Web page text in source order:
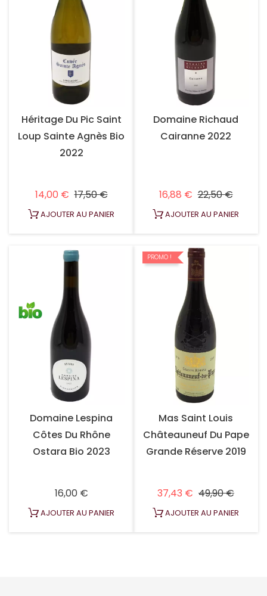
Héritage Du Pic Saint
Loup Sainte Agnès Bio
2022
14,00 € Prix habituel
17,50 €Prix
AJOUTER AU PANIER
Domaine Richaud
Cairanne 2022
16,88 € Prix habituel
22,50 €Prix
AJOUTER AU PANIER
Domaine Lespina
Côtes Du Rhône
Ostara Bio 2023
16,00 €Prix
AJOUTER AU PANIER
PROMO !
Mas Saint Louis
Châteauneuf Du Pape
Grande Réserve 2019
37,43 € Prix habituel
49,90 €Prix
AJOUTER AU PANIER